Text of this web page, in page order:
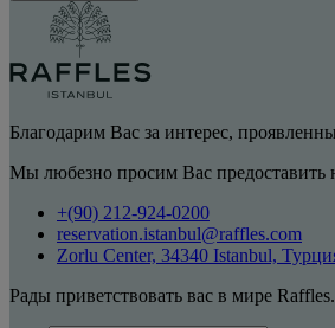
Благодарим Вас за интерес,
Мы любезно просим Вас
+(90) 212-924-0200
reservation.istanbul@raffles.com
Zorlu Center, 34340 Istanbul,
Рады приветствовать вас в мире